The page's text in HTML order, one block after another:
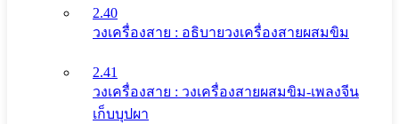
2.40
วงเครื่องสาย : อธิบายวงเครื่องสายผสมขิม
2.41
วงเครื่องสาย : วงเครื่องสายผสมขิม-เพลงจีน
เก็บบุปผา